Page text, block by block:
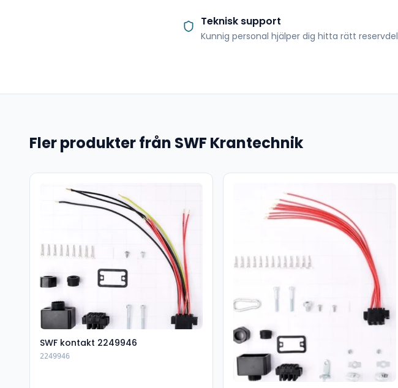
Teknisk support
Kunnig personal hjälper dig hitta rätt reservdel
Fler produkter från SWF Krantechnik
SWF kontakt 2249946
2249946